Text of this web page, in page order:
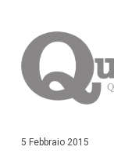
i5 Febbraio 2015